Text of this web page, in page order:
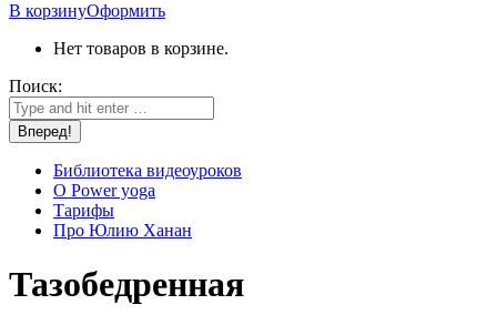
В корзинуОформить
Нет товаров в корзине.
Поиск:
Библиотека видеоуроков
О Power yoga
Тарифы
Про Юлию Ханан
Тазобедренная